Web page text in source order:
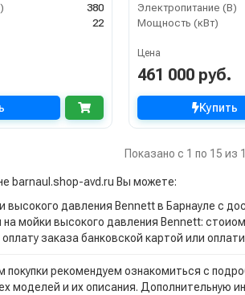
380
22
Электропитание (В)
Мощность (кВт)
Цена
461 000 руб.
Купить
Показано с 1 по 15 из
barnaul.shop-avd.ru Вы можете:
высокого давления Bennett в Барнауле с
на мойки высокого давления Bennett:
заказа банковской картой или
рекомендуем ознакомиться с
моделей и их описания. Дополнительную